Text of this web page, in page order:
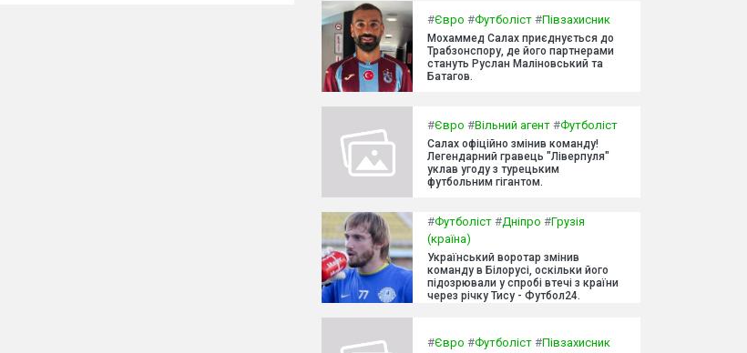
#Євро #Футболіст #Півзахисник
Мохаммед Салах приєднується до
Трабзонспору, де його партнерами
стануть Руслан Маліновський та
Батагов.
#Євро #Вільний агент #Футболіст
Салах офіційно змінив команду!
Легендарний гравець "Ліверпуля"
уклав угоду з турецьким
футбольним гігантом.
#Футболіст #Дніпро #Грузія
(країна)
Український воротар змінив
команду в Білорусі, оскільки його
підозрювали у спробі втечі з країни
через річку Тису - Футбол24.
#Євро #Футболіст #Півзахисник